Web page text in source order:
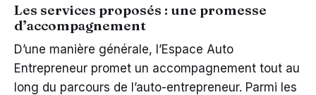
Les services proposés : une promesse
d’accompagnement
D’une manière générale, l’Espace Auto
Entrepreneur promet un accompagnement tout au
long du parcours de l’auto-entrepreneur. Parmi les